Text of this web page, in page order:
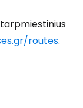
routes.